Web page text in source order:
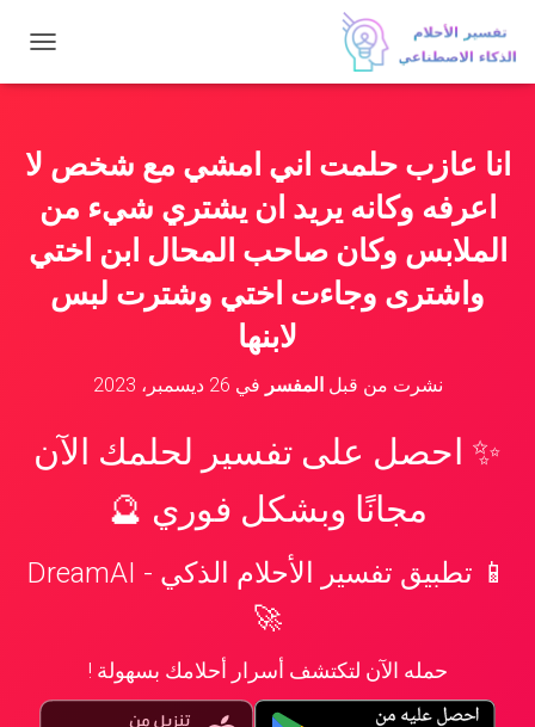
ب
ل
ت
ق
انا عازب حلمت اني امشي مع شخص لا
اعرفه وكانه يريد ان يشتري شيء من
الملابس وكان صاحب المحال ابن اختي
واشترى وجاءت اختي وشترت لبس
لابنها
نشرت من قبلالمفسر في 26 ديسمبر، 2023
✨ احصل على تفسير لحلمك الآن
مجانًا وبشكل فوري 🔮
📱 تطبيق تفسير الأحلام الذكي - DreamAI
🚀
حمله الآن لتكتشف أسرار أحلامك بسهولة !